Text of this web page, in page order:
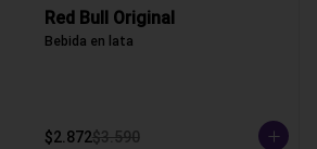
Red Bull Original
Bebida en lata
$2.872$3.590